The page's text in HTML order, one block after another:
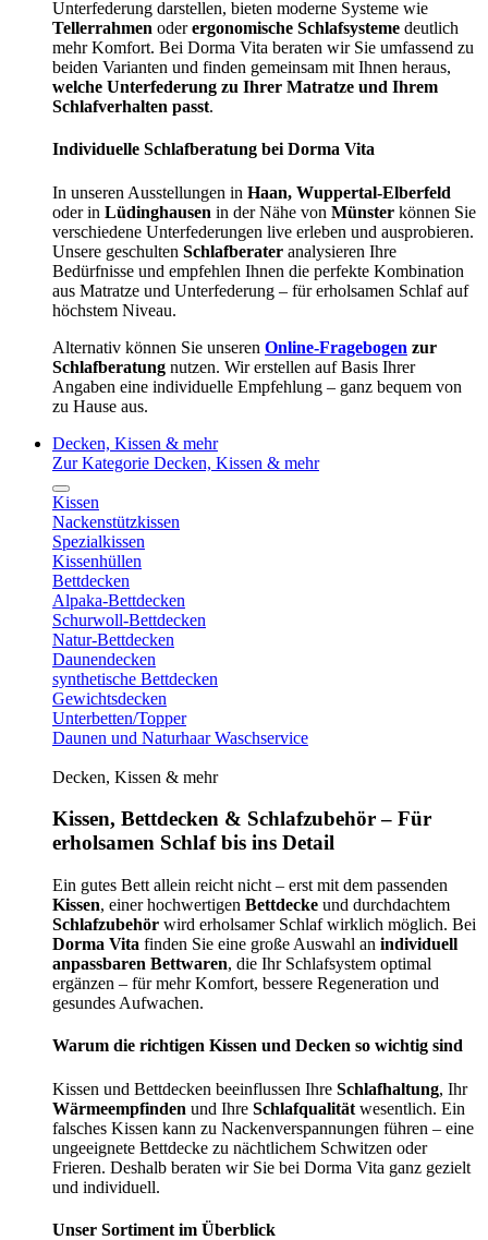
Unterfederung darstellen, bieten moderne Systeme wie
Tellerrahmen oderergonomische Schlafsysteme deutlich
mehr Komfort. Bei Dorma Vita beraten wir Sie umfassend zu
beiden Varianten und finden gemeinsam mit Ihnen heraus,
welche Unterfederung zu Ihrer Matratze und Ihrem
Schlafverhalten passt.
Individuelle Schlafberatung bei Dorma Vita
In unseren Ausstellungen in Haan, Wuppertal-Elberfeld
oder in Lüdinghausen in der Nähe von Münster können Sie
verschiedene Unterfederungen live erleben und ausprobieren.
Unsere geschulten Schlafberater analysieren Ihre
Bedürfnisse und empfehlen Ihnen die perfekte Kombination
aus Matratze und Unterfederung – für erholsamen Schlaf auf
höchstem Niveau.
Alternativ können Sie unseren Online-Fragebogen zur
Schlafberatung nutzen. Wir erstellen auf Basis Ihrer
Angaben eine individuelle Empfehlung – ganz bequem von
zu Hause aus.
Decken, Kissen & mehr
Zur Kategorie Decken, Kissen & mehr
Kissen
Nackenstützkissen
Spezialkissen
Kissenhüllen
Bettdecken
Alpaka-Bettdecken
Schurwoll-Bettdecken
Natur-Bettdecken
Daunendecken
synthetische Bettdecken
Gewichtsdecken
Unterbetten/Topper
Daunen und Naturhaar Waschservice
Decken, Kissen & mehr
Kissen, Bettdecken & Schlafzubehör – Für
erholsamen Schlaf bis ins Detail
Ein gutes Bett allein reicht nicht – erst mit dem passenden
Kissen, einer hochwertigen Bettdecke und durchdachtem
Schlafzubehör wird erholsamer Schlaf wirklich möglich. Bei
Dorma Vita finden Sie eine große Auswahl an individuell
anpassbaren Bettwaren, die Ihr Schlafsystem optimal
ergänzen – für mehr Komfort, bessere Regeneration und
gesundes Aufwachen.
Warum die richtigen Kissen und Decken so wichtig sind
Kissen und Bettdecken beeinflussen Ihre Schlafhaltung, Ihr
Wärmeempfinden und Ihre Schlafqualität wesentlich. Ein
falsches Kissen kann zu Nackenverspannungen führen – eine
ungeeignete Bettdecke zu nächtlichem Schwitzen oder
Frieren. Deshalb beraten wir Sie bei Dorma Vita ganz gezielt
und individuell.
Unser Sortiment im Überblick